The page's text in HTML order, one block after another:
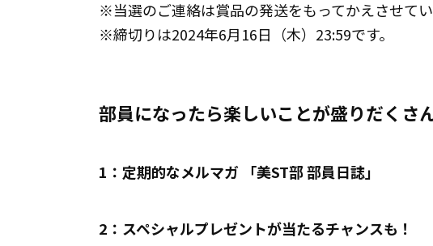
※当選のご連絡は賞品の発送をもってかえさせてい
※締切りは2024年6月16日（木）23:59です。
部員になったら楽しいことが盛りだくさ
1：定期的なメルマガ 「美ST部 部員日誌」
2：スペシャルプレゼントが当たるチャンスも！